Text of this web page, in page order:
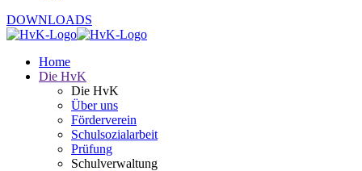
DOWNLOADS
Home
Die HvK
Die HvK
Über uns
Förderverein
Schulsozialarbeit
Prüfung
Schulverwaltung